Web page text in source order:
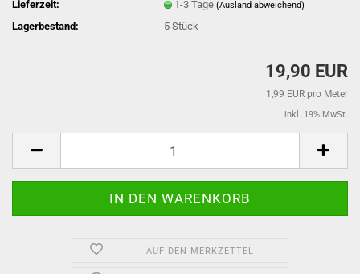
Lieferzeit:
1-3 Tage(Ausland abweichend)
Lagerbestand: 5Stück
19,90 EUR
1,99 EUR pro Meter
inkl. 19% MwSt.
AUF DEN MERKZETTEL